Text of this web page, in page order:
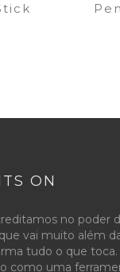
ON
no poder
vai muito além
tudo o que
como uma